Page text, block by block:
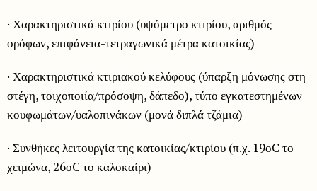
· Χαρακτηριστικά κτιρίου (υψόμετρο κτιρίου, αριθμός
ορόφων, επιφάνεια-τετραγωνικά μέτρα κατοικίας)
· Χαρακτηριστικά κτιριακού κελύφους (ύπαρξη μόνωσης στη
στέγη, τοιχοποιία/πρόσοψη, δάπεδο), τύπο εγκατεστημένων
κουφωμάτων/υαλοπινάκων (μονά διπλά τζάμια)
· Συνθήκες λειτουργία της κατοικίας/κτιρίου (π.χ. 19οC το
χειμώνα, 26οC το καλοκαίρι)